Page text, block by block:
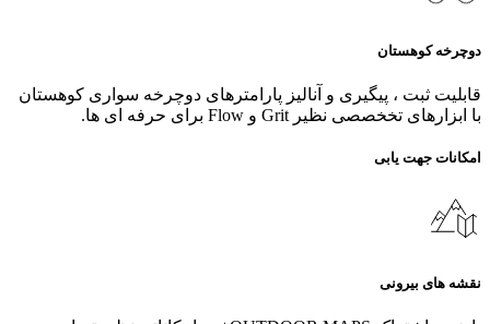
دوچرخه کوهستان
قابلیت ثبت ، پیگیری و آنالیز پارامترهای دوچرخه سواری کوهستان
با ابزارهای تخخصصی نظیر Grit و Flow برای حرفه ای ها.
امکانات جهت یابی
نقشه های بیرونی